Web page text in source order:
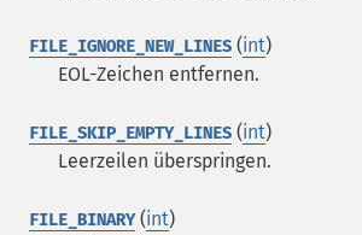
FILE_IGNORE_NEW_LINES (int)
EOL-Zeichen entfernen.
FILE_SKIP_EMPTY_LINES (int)
Leerzeilen überspringen.
FILE_BINARY(int)